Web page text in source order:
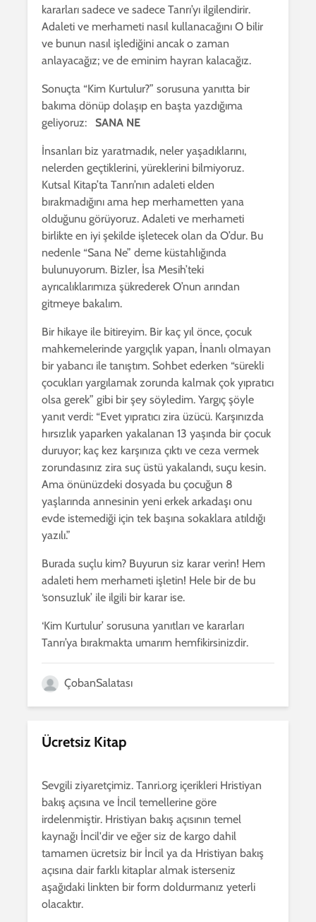
kararları sadece ve sadece Tanrı’yı ilgilendirir.
Adaleti ve merhameti nasıl kullanacağını O bilir
ve bunun nasıl işlediğini ancak o zaman
anlayacağız; ve de eminim hayran kalacağız.
Sonuçta “Kim Kurtulur?” sorusuna yanıtta bir
bakıma dönüp dolaşıp en başta yazdığıma
geliyoruz: SANA NE
İnsanları biz yaratmadık, neler yaşadıklarını,
nelerden geçtiklerini, yüreklerini bilmiyoruz.
Kutsal Kitap’ta Tanrı’nın adaleti elden
bırakmadığını ama hep merhametten yana
olduğunu görüyoruz. Adaleti ve merhameti
birlikte en iyi şekilde işletecek olan da O’dur. Bu
nedenle “Sana Ne” deme küstahlığında
bulunuyorum. Bizler, İsa Mesih’teki
ayrıcalıklarımıza şükrederek O’nun arından
gitmeye bakalım.
Bir hikaye ile bitireyim. Bir kaç yıl önce, çocuk
mahkemelerinde yargıçlık yapan, İnanlı olmayan
bir yabancı ile tanıştım. Sohbet ederken “sürekli
çocukları yargılamak zorunda kalmak çok yıpratıcı
olsa gerek” gibi bir şey söyledim. Yargıç şöyle
yanıt verdi: “Evet yıpratıcı zira üzücü. Karşınızda
hırsızlık yaparken yakalanan 13 yaşında bir çocuk
duruyor; kaç kez karşınıza çıktı ve ceza vermek
zorundasınız zira suç üstü yakalandı, suçu kesin.
Ama önünüzdeki dosyada bu çocuğun 8
yaşlarında annesinin yeni erkek arkadaşı onu
evde istemediği için tek başına sokaklara atıldığı
yazılı.”
Burada suçlu kim? Buyurun siz karar verin! Hem
adaleti hem merhameti işletin! Hele bir de bu
‘sonsuzluk’ ile ilgili bir karar ise.
‘Kim Kurtulur’ sorusuna yanıtları ve kararları
Tanrı’ya bırakmakta umarım hemfikirsinizdir.
ÇobanSalatası
Ücretsiz Kitap
Sevgili ziyaretçimiz. Tanri.org içerikleri Hristiyan
bakış açısına ve İncil temellerine göre
irdelenmiştir. Hristiyan bakış açısının temel
kaynağı İncil'dir ve eğer siz de kargo dahil
tamamen ücretsiz bir İncil ya da Hristiyan bakış
açısına dair farklı kitaplar almak isterseniz
aşağıdaki linkten bir form doldurmanız yeterli
olacaktır.